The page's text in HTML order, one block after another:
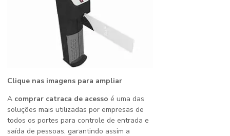
Clique nas imagens para ampliar
A comprar catraca de acesso é uma das
soluções mais utilizadas por empresas de
todos os portes para controle de entrada e
saída de pessoas, garantindo assim a